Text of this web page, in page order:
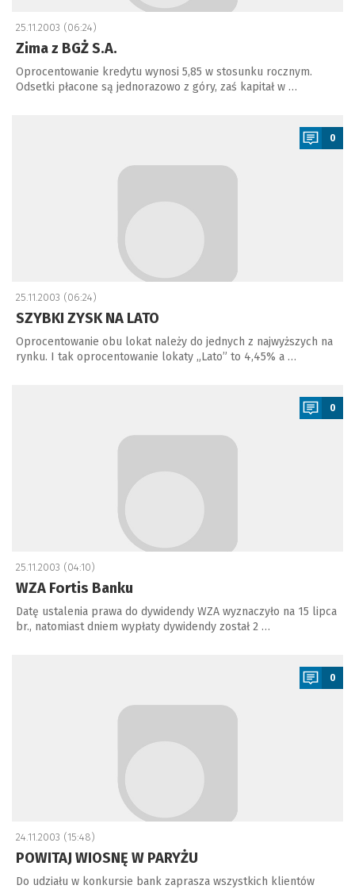
25.11.2003 (06:24)
Zima z BGŻ S.A.
Oprocentowanie kredytu wynosi 5,85 w stosunku rocznym.
Odsetki płacone są jednorazowo z góry, zaś kapitał w …
0
25.11.2003 (06:24)
SZYBKI ZYSK NA LATO
Oprocentowanie obu lokat należy do jednych z najwyższych na
rynku. I tak oprocentowanie lokaty „Lato” to 4,45% a …
0
25.11.2003 (04:10)
WZA Fortis Banku
Datę ustalenia prawa do dywidendy WZA wyznaczyło na 15 lipca
br., natomiast dniem wypłaty dywidendy został 2 …
0
24.11.2003 (15:48)
POWITAJ WIOSNĘ W PARYŻU
Do udziału w konkursie bank zaprasza wszystkich klientów